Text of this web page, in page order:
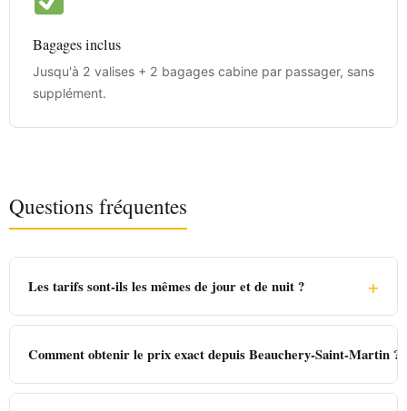
Bagages inclus
Jusqu'à 2 valises + 2 bagages cabine par passager, sans
supplément.
Questions fréquentes
Les tarifs sont-ils les mêmes de jour et de nuit ? +
Comment obtenir le prix exact depuis Beauchery-Saint-Martin ?